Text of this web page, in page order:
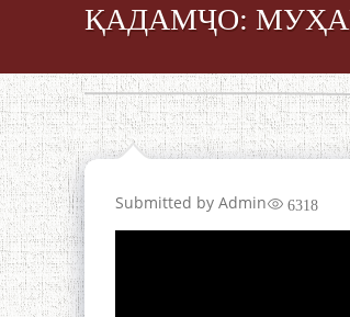
ҚАДАМҶО:
Submitted by Admin 6318